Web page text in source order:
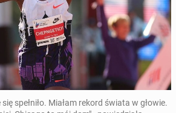
spełniło. Miałam rekord świata w głowie.